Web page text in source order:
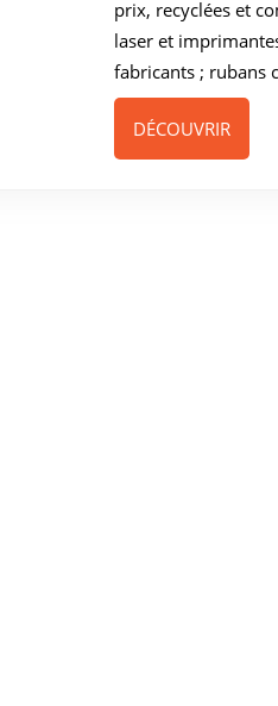
prix, recyclées et
laser et
fabricants ; rubans
DÉCOUVRIR